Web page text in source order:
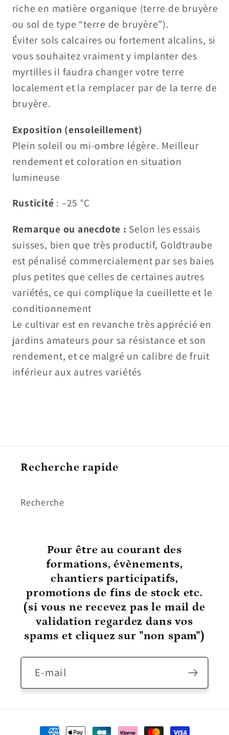
riche en matière organique (terre de bruyère
ou sol de type “terre de bruyère”).
Éviter sols calcaires ou fortement alcalins, si
vous souhaitez vraiment y implanter des
myrtilles il faudra changer votre terre
localement et la remplacer par de la terre de
bruyère.
Exposition (ensoleillement)
Plein soleil ou mi-ombre légère. Meilleur
rendement et coloration en situation
lumineuse
Rusticité : –25 °C
Remarque ou anecdote : Selon les essais
suisses, bien que très productif, Goldtraube
est pénalisé commercialement par ses baies
plus petites que celles de certaines autres
variétés, ce qui complique la cueillette et le
conditionnement
Le cultivar est en revanche très apprécié en
jardins amateurs pour sa résistance et son
rendement, et ce malgré un calibre de fruit
inférieur aux autres variétés
Recherche rapide
Recherche
Pour être au courant des
formations, évènements,
chantiers participatifs,
promotions de fins de stock etc.
(si vous ne recevez pas le mail de
validation regardez dans vos
spams et cliquez sur "non spam")
E-mail
Moyens